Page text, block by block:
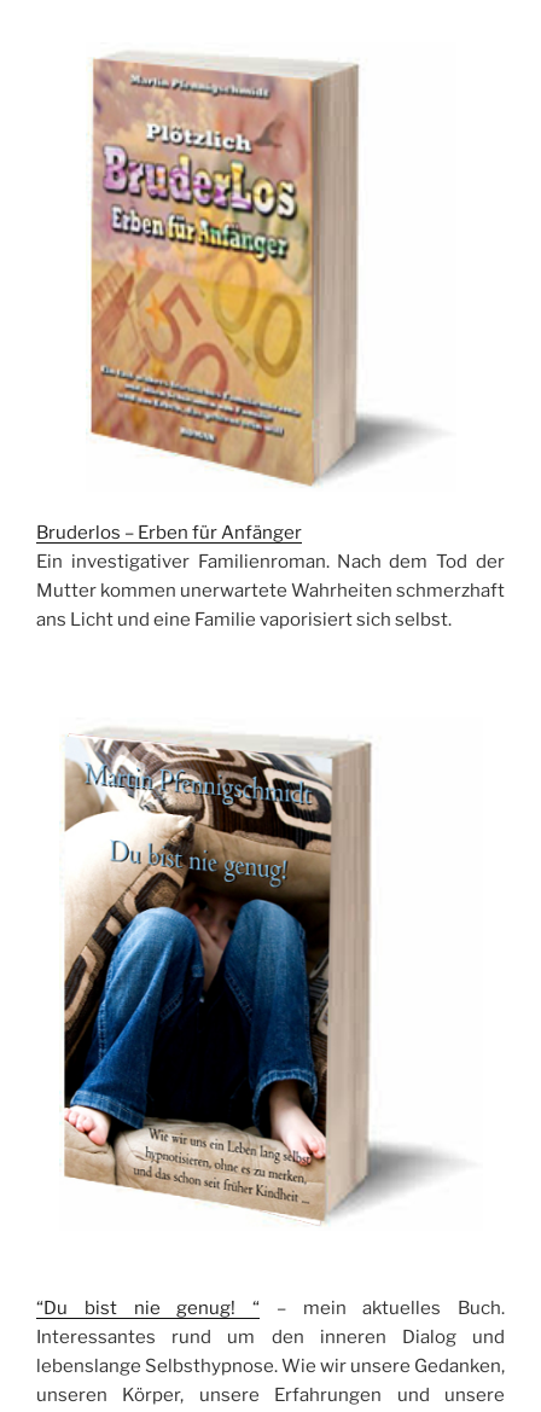
Bruderlos – Erben für Anfänger
Ein investigativer Familienroman. Nach dem Tod der
Mutter kommen unerwartete Wahrheiten schmerzhaft
ans Licht und eine Familie vaporisiert sich selbst.
“Du bist nie genug! “ – mein aktuelles Buch.
Interessantes rund um den inneren Dialog und
lebenslange Selbsthypnose. Wie wir unsere Gedanken,
unseren Körper, unsere Erfahrungen und unsere